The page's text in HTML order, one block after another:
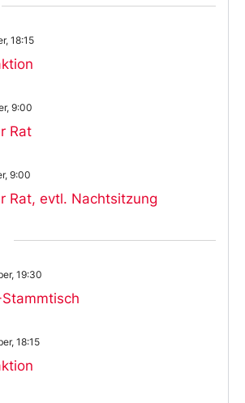
18:15
Rat
9:00
Rat, evtl. Nachtsitzung
9:00
Stammtisch
19:30
18:15